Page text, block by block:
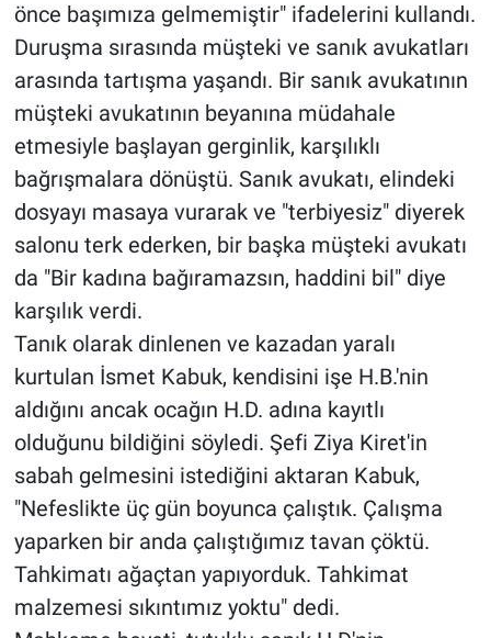
önce başımıza gelmemiştir" ifadelerini kullandı.
Duruşma sırasında müşteki ve sanık avukatları
arasında tartışma yaşandı. Bir sanık avukatının
müşteki avukatının beyanına müdahale
etmesiyle başlayan gerginlik, karşılıklı
bağrışmalara dönüştü. Sanık avukatı, elindeki
dosyayı masaya vurarak ve "terbiyesiz" diyerek
salonu terk ederken, bir başka müşteki avukatı
da "Bir kadına bağıramazsın, haddini bil" diye
karşılık verdi.
Tanık olarak dinlenen ve kazadan yaralı
kurtulan İsmet Kabuk, kendisini işe H.B.'nin
aldığını ancak ocağın H.D. adına kayıtlı
olduğunu bildiğini söyledi. Şefi Ziya Kiret'in
sabah gelmesini istediğini aktaran Kabuk,
"Nefeslikte üç gün boyunca çalıştık. Çalışma
yaparken bir anda çalıştığımız tavan çöktü.
Tahkimatı ağaçtan yapıyorduk. Tahkimat
malzemesi sıkıntımız yoktu" dedi.